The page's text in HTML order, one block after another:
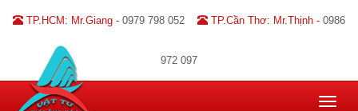
TP.HCM: Mr.Giang - 0979 798 052 TP.Cần Thơ: Mr.Thịnh - 0986
972 097
Toggle